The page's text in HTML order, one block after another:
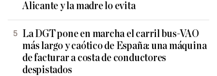
Alicante y la madre lo evita
La DGT pone en marcha el carril bus-VAO
más largo y caótico de España: una máquina
de facturar a costa de conductores
despistados